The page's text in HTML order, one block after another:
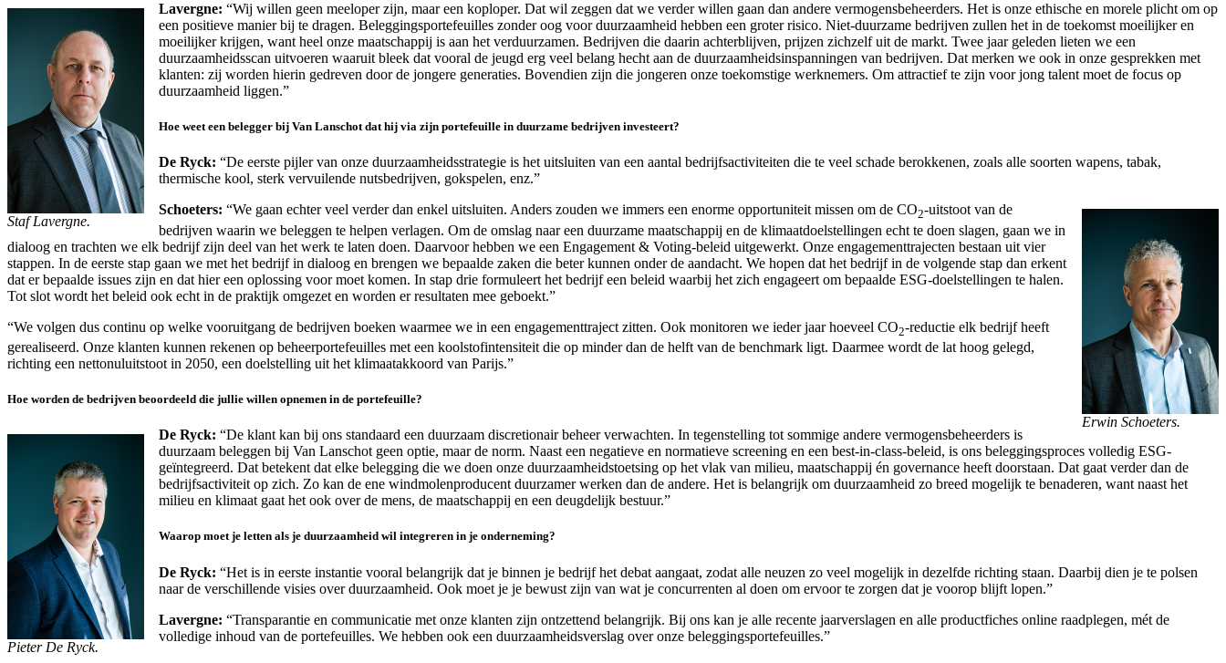
Staf Lavergne.
Lavergne: “Wij willen geen meeloper zijn, maar een koploper. Dat wil zeggen dat we verder willen gaan dan andere vermogensbeheerders. Het is onze ethische en morele plicht om op
een positieve manier bij te dragen. Beleggingsportefeuilles zonder oog voor duurzaamheid hebben een groter risico. Niet-duurzame bedrijven zullen het in de toekomst moeilijker en
moeilijker krijgen, want heel onze maatschappij is aan het verduurzamen. Bedrijven die daarin achterblijven, prijzen zichzelf uit de markt. Twee jaar geleden lieten we een
duurzaamheidsscan uitvoeren waaruit bleek dat vooral de jeugd erg veel belang hecht aan de duurzaamheidsinspanningen van bedrijven. Dat merken we ook in onze gesprekken met
klanten: zij worden hierin gedreven door de jongere generaties. Bovendien zijn die jongeren onze toekomstige werknemers. Om attractief te zijn voor jong talent moet de focus op
duurzaamheid liggen.”
Hoe weet een belegger bij Van Lanschot dat hij via zijn portefeuille in duurzame bedrijven investeert?
De Ryck: “De eerste pijler van onze duurzaamheidsstrategie is het uitsluiten van een aantal bedrijfsactiviteiten die te veel schade berokkenen, zoals alle soorten wapens, tabak,
thermische kool, sterk vervuilende nutsbedrijven, gokspelen, enz.”
Erwin Schoeters.
Schoeters: “We gaan echter veel verder dan enkel uitsluiten. Anders zouden we immers een enorme opportuniteit missen om de CO2-uitstoot van de
bedrijven waarin we beleggen te helpen verlagen. Om de omslag naar een duurzame maatschappij en de klimaatdoelstellingen echt te doen slagen, gaan we in
dialoog en trachten we elk bedrijf zijn deel van het werk te laten doen. Daarvoor hebben we een Engagement & Voting-beleid uitgewerkt. Onze engagementtrajecten bestaan uit vier
stappen. In de eerste stap gaan we met het bedrijf in dialoog en brengen we bepaalde zaken die beter kunnen onder de aandacht. We hopen dat het bedrijf in de volgende stap dan erkent
dat er bepaalde issues zijn en dat hier een oplossing voor moet komen. In stap drie formuleert het bedrijf een beleid waarbij het zich engageert om bepaalde ESG-doelstellingen te halen.
Tot slot wordt het beleid ook echt in de praktijk omgezet en worden er resultaten mee geboekt.”
“We volgen dus continu op welke vooruitgang de bedrijven boeken waarmee we in een engagementtraject zitten. Ook monitoren we ieder jaar hoeveel CO2-reductie elk bedrijf heeft
gerealiseerd. Onze klanten kunnen rekenen op beheerportefeuilles met een koolstofintensiteit die op minder dan de helft van de benchmark ligt. Daarmee wordt de lat hoog gelegd,
richting een nettonuluitstoot in 2050, een doelstelling uit het klimaatakkoord van Parijs.”
Hoe worden de bedrijven beoordeeld die jullie willen opnemen in de portefeuille?
Pieter De Ryck.
De Ryck: “De klant kan bij ons standaard een duurzaam discretionair beheer verwachten. In tegenstelling tot sommige andere vermogensbeheerders is
duurzaam beleggen bij Van Lanschot geen optie, maar de norm. Naast een negatieve en normatieve screening en een best-in-class-beleid, is ons beleggingsproces volledig ESG-
geïntegreerd. Dat betekent dat elke belegging die we doen onze duurzaamheidstoetsing op het vlak van milieu, maatschappij én governance heeft doorstaan. Dat gaat verder dan de
bedrijfsactiviteit op zich. Zo kan de ene windmolenproducent duurzamer werken dan de andere. Het is belangrijk om duurzaamheid zo breed mogelijk te benaderen, want naast het
milieu en klimaat gaat het ook over de mens, de maatschappij en een deugdelijk bestuur.”
Waarop moet je letten als je duurzaamheid wil integreren in je onderneming?
De Ryck: “Het is in eerste instantie vooral belangrijk dat je binnen je bedrijf het debat aangaat, zodat alle neuzen zo veel mogelijk in dezelfde richting staan. Daarbij dien je te polsen
naar de verschillende visies over duurzaamheid. Ook moet je je bewust zijn van wat je concurrenten al doen om ervoor te zorgen dat je voorop blijft lopen.”
Lavergne: “Transparantie en communicatie met onze klanten zijn ontzettend belangrijk. Bij ons kan je alle recente jaarverslagen en alle productfiches online raadplegen, mét de
volledige inhoud van de portefeuilles. We hebben ook een duurzaamheidsverslag over onze beleggingsportefeuilles.”